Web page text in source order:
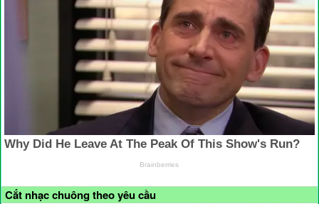
Cắt nhạc chuông theo yêu cầu